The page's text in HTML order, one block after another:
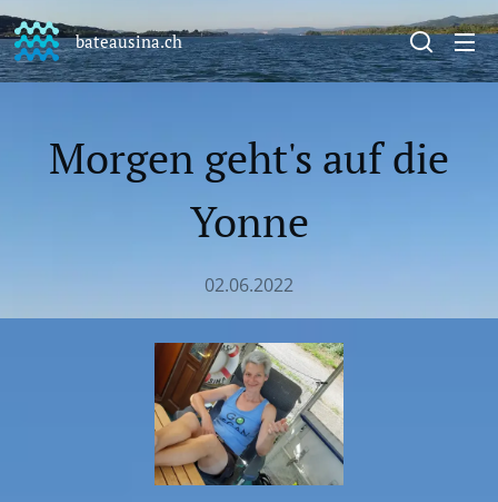
bateausina.ch
Morgen geht's auf die
Yonne
02.06.2022